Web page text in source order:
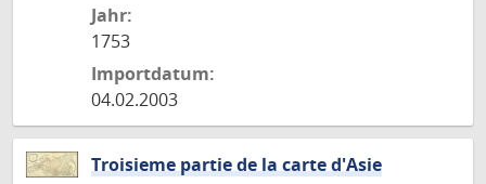
Jahr:
1753
Importdatum:
04.02.2003
Troisieme partie de la carte d'Asie